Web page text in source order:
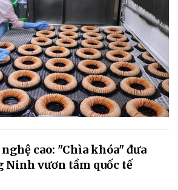
cao: "Chìa khóa" đưa
Ninh vươn tầm quốc tế